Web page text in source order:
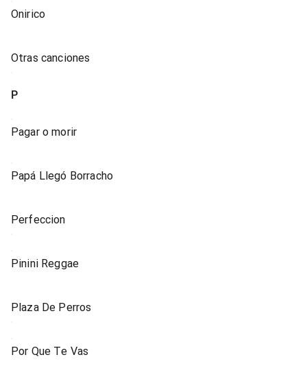
Onirico
Otras canciones
P
Pagar o morir
Papá Llegó Borracho
Perfeccion
Pinini Reggae
Plaza De Perros
Por Que Te Vas